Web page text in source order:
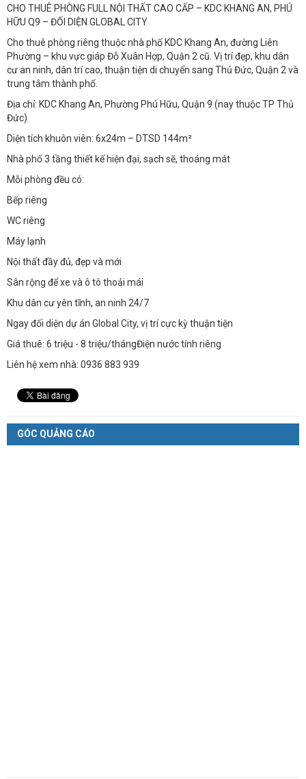
CHO THUÊ PHÒNG FULL NỘI THẤT CAO CẤP – KDC KHANG AN, PHÚ
HỮU Q9 – ĐỐI DIỆN GLOBAL CITY
Cho thuê phòng riêng thuộc nhà phố KDC Khang An, đường Liên
Phường – khu vực giáp Đỗ Xuân Hợp, Quận 2 cũ. Vị trí đẹp, khu dân
cư an ninh, dân trí cao, thuận tiện di chuyển sang Thủ Đức, Quận 2 và
trung tâm thành phố.
Địa chỉ: KDC Khang An, Phường Phú Hữu, Quận 9 (nay thuộc TP Thủ
Đức)
Diện tích khuôn viên: 6x24m – DTSD 144m²
Nhà phố 3 tầng thiết kế hiện đại, sạch sẽ, thoáng mát
Mỗi phòng đều có:
Bếp riêng
WC riêng
Máy lạnh
Nội thất đầy đủ, đẹp và mới
Sân rộng để xe và ô tô thoải mái
Khu dân cư yên tĩnh, an ninh 24/7
Ngay đối diện dự án Global City, vị trí cực kỳ thuận tiện
Giá thuê: 6 triệu - 8 triệu/thángĐiện nước tính riêng
Liên hệ xem nhà: 0936 883 939
GÓC QUẢNG CÁO